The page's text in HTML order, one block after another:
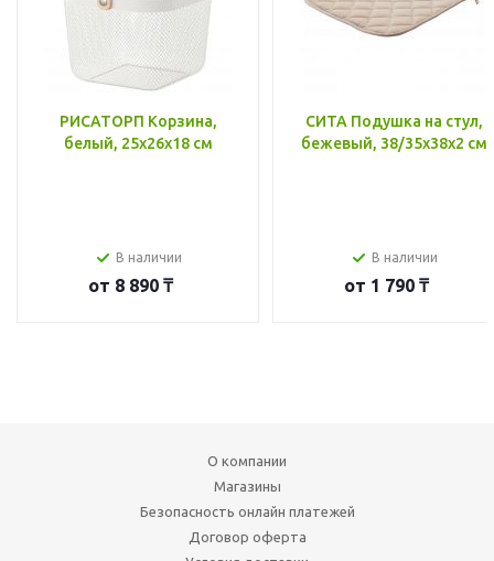
РИСАТОРП Корзина,
белый, 25x26x18 см
В наличии
от 8 890 ₸
СИТА Подушка на стул,
бежевый, 38/35x38x2 см
В наличии
от 1 790 ₸
О компании
Магазины
Безопасность онлайн платежей
Договор оферта